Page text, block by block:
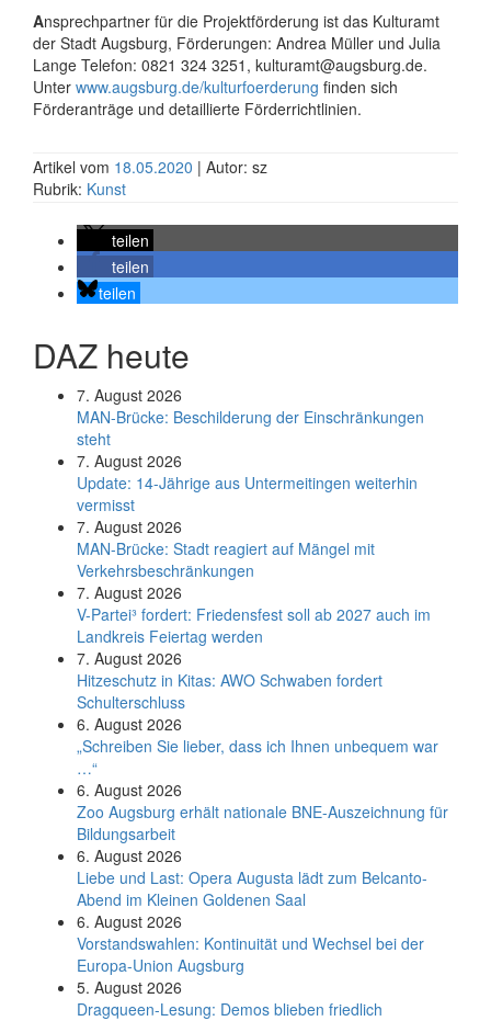
Ansprechpartner für die Projektförderung ist das Kulturamt
der Stadt Augsburg, Förderungen: Andrea Müller und Julia
Lange Telefon: 0821 324 3251, kulturamt@augsburg.de.
Unter www.augsburg.de/kulturfoerderung finden sich
Förderanträge und detaillierte Förderrichtlinien.
Artikel vom 18.05.2020 | Autor: sz
Rubrik: Kunst
teilen
teilen
teilen
DAZ heute
7. August 2026
MAN-Brücke: Beschilderung der Einschränkungen
steht
7. August 2026
Update: 14-Jährige aus Untermeitingen weiterhin
vermisst
7. August 2026
MAN-Brücke: Stadt reagiert auf Mängel mit
Verkehrsbeschränkungen
7. August 2026
V-Partei­³ fordert: Friedens­fest soll ab 2027 auch im
Land­kreis Feier­tag werden
7. August 2026
Hitzeschutz in Kitas: AWO Schwaben fordert
Schulterschluss
6. August 2026
„Schreiben Sie lieber, dass ich Ihnen unbequem war
…“
6. August 2026
Zoo Augsburg erhält nationale BNE-Auszeichnung für
Bildungsarbeit
6. August 2026
Liebe und Last: Opera Augusta lädt zum Belcanto-
Abend im Kleinen Goldenen Saal
6. August 2026
Vorstandswahlen: Kontinuität und Wechsel bei der
Europa-Union Augsburg
5. August 2026
Dragqueen-Lesung: Demos blieben friedlich